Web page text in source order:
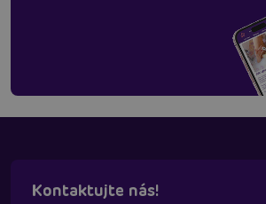
Kontaktujte nás!